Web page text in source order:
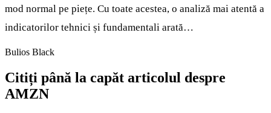
mod normal pe piețe. Cu toate acestea, o analiză mai atentă a
indicatorilor tehnici și fundamentali arată…
Bulios Black
Citiți până la capăt articolul despre
AMZN